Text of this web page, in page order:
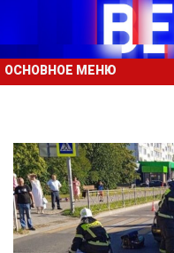
ОСНОВНОЕ МЕНЮ